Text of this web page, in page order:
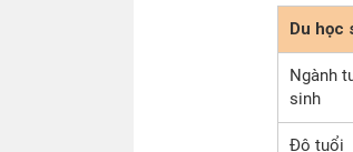
Du học
Ngành
sinh
Độ tuổi